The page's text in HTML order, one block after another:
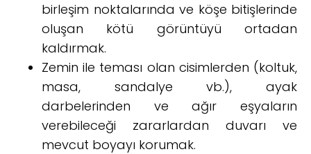
birleşim noktalarında ve köşe bitişlerinde
oluşan kötü görüntüyü ortadan
kaldırmak.
Zemin ile teması olan cisimlerden (koltuk,
masa, sandalye vb.), ayak
darbelerinden ve ağır eşyaların
verebileceği zararlardan duvarı ve
mevcut boyayı korumak.